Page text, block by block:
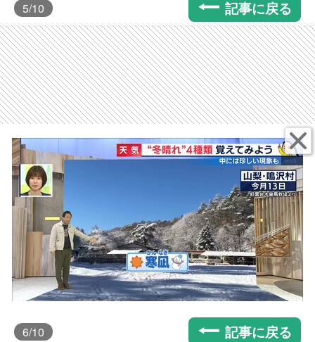
5/10 記事に戻る
6/10 記事に戻る